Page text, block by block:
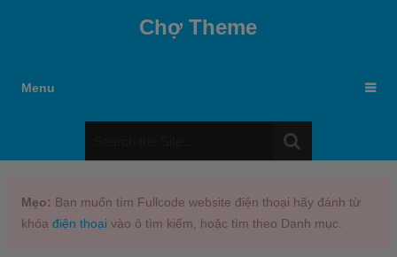
Chợ Theme
Menu
Mẹo: Bạn muốn tìm Fullcode website điện thoại hãy đánh từ
khóa điện thoại vào ô tìm kiếm, hoặc tìm theo Danh mục.